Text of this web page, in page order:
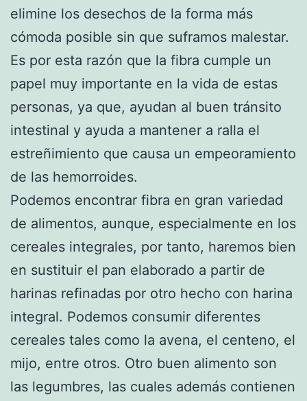
elimine los desechos de la forma más
cómoda posible sin que suframos malestar.
Es por esta razón que la fibra cumple un
papel muy importante en la vida de estas
personas, ya que, ayudan al buen tránsito
intestinal y ayuda a mantener a ralla el
estreñimiento que causa un empeoramiento
de las hemorroides.
Podemos encontrar fibra en gran variedad
de alimentos, aunque, especialmente en los
cereales integrales, por tanto, haremos bien
en sustituir el pan elaborado a partir de
harinas refinadas por otro hecho con harina
integral. Podemos consumir diferentes
cereales tales como la avena, el centeno, el
mijo, entre otros. Otro buen alimento son
las legumbres, las cuales además contienen